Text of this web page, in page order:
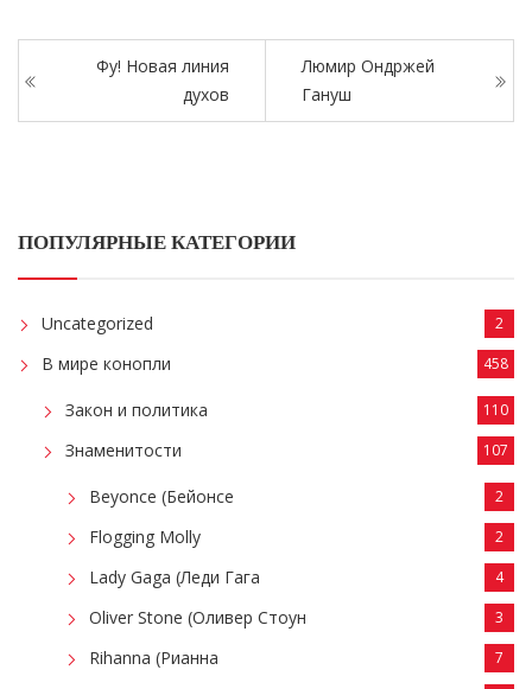
Фу! Новая линия
духов
Люмир Ондржей
Гануш
ПОПУЛЯРНЫЕ КАТЕГОРИИ
Uncategorized 2
В мире конопли 458
Закон и политика 110
Знаменитости 107
Beyonce (Бейонсе 2
Flogging Molly 2
Lady Gaga (Леди Гага 4
Oliver Stone (Оливер Стоун 3
Rihanna (Рианна 7